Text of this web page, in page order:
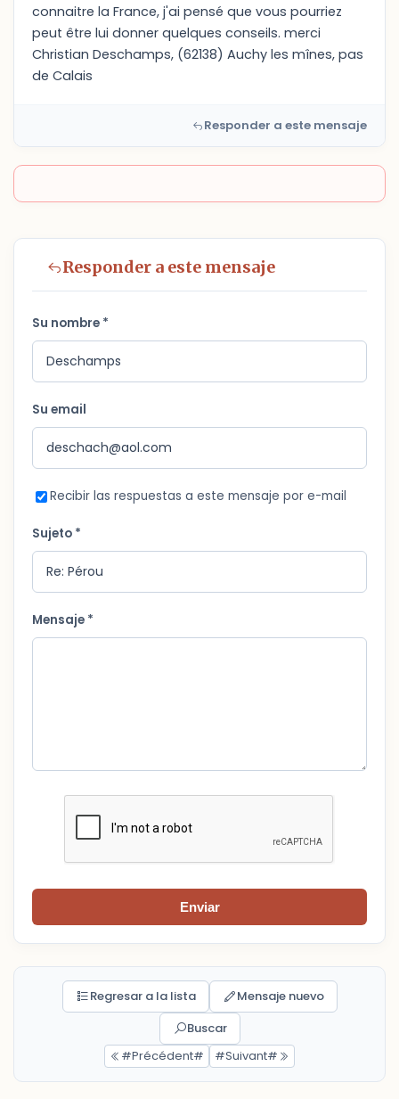
connaitre la France, j'ai pensé que vous pourriez
peut être lui donner quelques conseils. merci
Christian Deschamps, (62138) Auchy les mînes, pas
de Calais
Responder a este mensaje
Responder a este mensaje
Su nombre *
Su email
Recibir las respuestas a este mensaje por e-mail
Sujeto *
Mensaje *
Enviar
Regresar a la lista
Mensaje nuevo
Buscar
#Précédent#
#Suivant#